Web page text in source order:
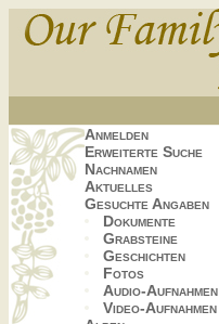
Anmelden
Erweiterte Suche
Nachnamen
Aktuelles
Gesuchte Angaben
Dokumente
Grabsteine
Geschichten
Fotos
Audio-Aufnahmen
Video-Aufnahmen